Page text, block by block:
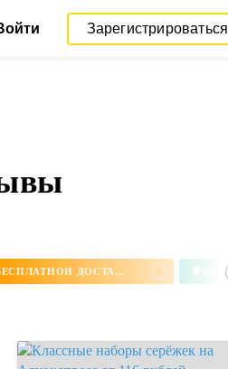
Зарегистрироваться
СЕРЬГИ НА АЛИЭКСПРЕСС С БЕСПЛАТНОЙ ДОСТАВКОЙ #